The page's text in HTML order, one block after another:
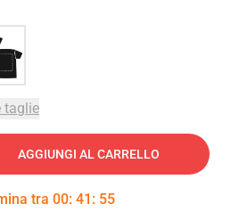
taglie
AGGIUNGI AL CARRELLO
tra 00: 41 : 54